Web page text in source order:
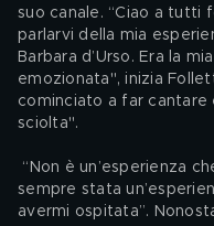
suo canale. “Ciao a
parlarvi della mia
Barbara d’Urso. Era la
emozionata", inizia
cominciato a far cantare
sciolta".
sempre stata
avermi ospitata”.